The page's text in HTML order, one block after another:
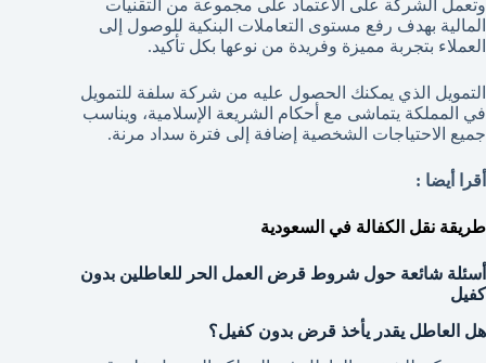
وتعمل الشركة على الاعتماد على مجموعة من التقنيات
المالية بهدف رفع مستوى التعاملات البنكية للوصول إلى
العملاء بتجربة مميزة وفريدة من نوعها بكل تأكيد.
التمويل الذي يمكنك الحصول عليه من شركة سلفة للتمويل
في المملكة يتماشى مع أحكام الشريعة الإسلامية، ويناسب
جميع الاحتياجات الشخصية إضافة إلى فترة سداد مرنة.
أقرا أيضا :
طريقة نقل الكفالة في السعودية
أسئلة شائعة حول شروط قرض العمل الحر للعاطلين بدون
كفيل
هل العاطل يقدر يأخذ قرض بدون كفيل؟